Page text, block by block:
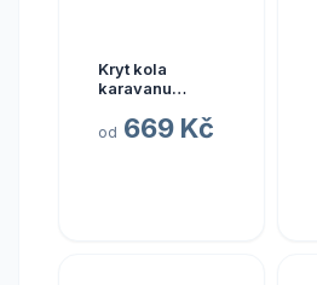
Kryt kola
karavanu
šedý verze
od 669 Kč